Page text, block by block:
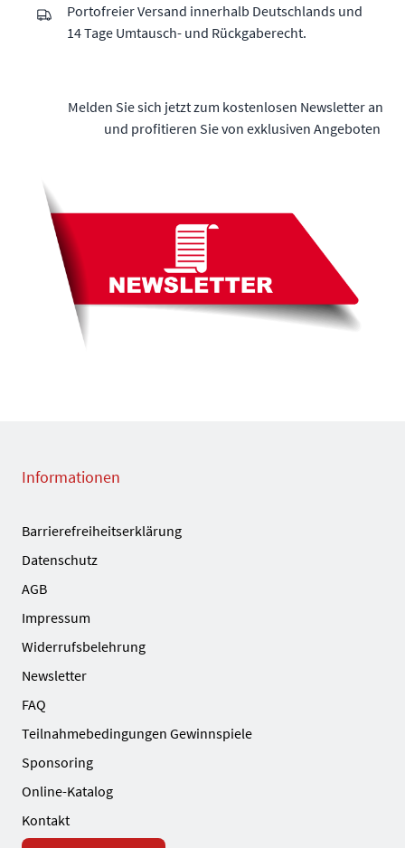
Portofreier Versand innerhalb Deutschlands und
14 Tage Umtausch- und Rückgaberecht.
Melden Sie sich jetzt zum kostenlosen Newsletter an
und profitieren Sie von exklusiven Angeboten
Informationen
Barrierefreiheitserklärung
Datenschutz
AGB
Impressum
Widerrufsbelehrung
Newsletter
FAQ
Teilnahmebedingungen Gewinnspiele
Sponsoring
Online-Katalog
Kontakt